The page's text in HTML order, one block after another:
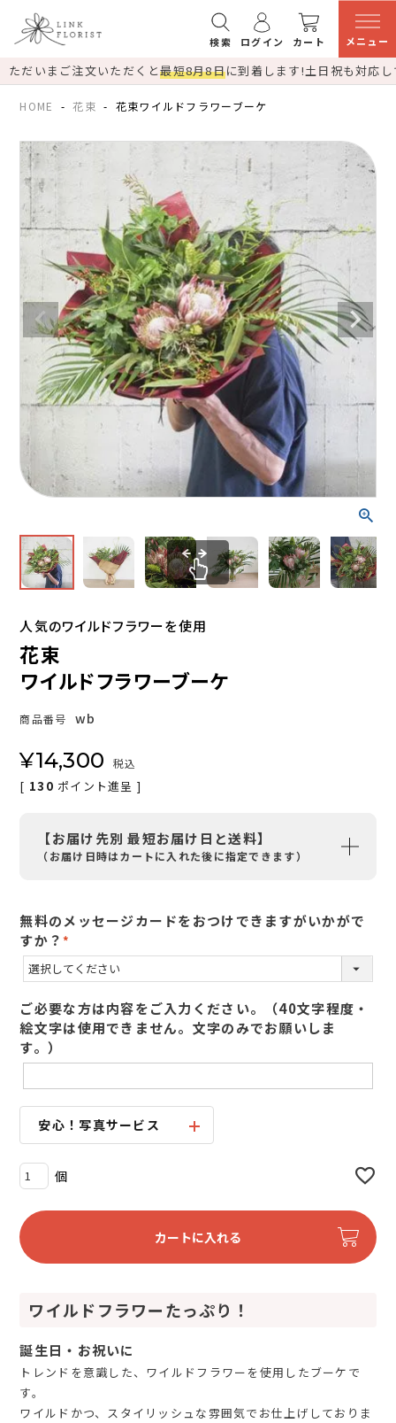
検索 ログイン カート メニュー
ただいまご注文いただくと最短8月8日に到着します!土日祝も対応
HOME 花束 花束ワイルドフラワーブーケ
人気のワイルドフラワーを使用
花束
ワイルドフラワーブーケ
商品番号 wb
¥14,300 税込
[ 130 ポイント進呈 ]
【お届け先別 最短お届け日と送料】
（お届け日時はカートに入れた後に指定できます）
無料のメッセージカードをおつけできますがいかがで
すか？
(
必
)
ご必要な方は内容をご入力ください。（40文字程度・
絵文字は使用できません。文字のみでお願いしま
す。）
安心！写真サービス
カートに入れる
ワイルドフラワーたっぷり！
誕生日・お祝いに
トレンドを意識した、ワイルドフラワーを使用したブーケで
す。
ワイルドかつ、スタイリッシュな雰囲気でお仕上げしておりま